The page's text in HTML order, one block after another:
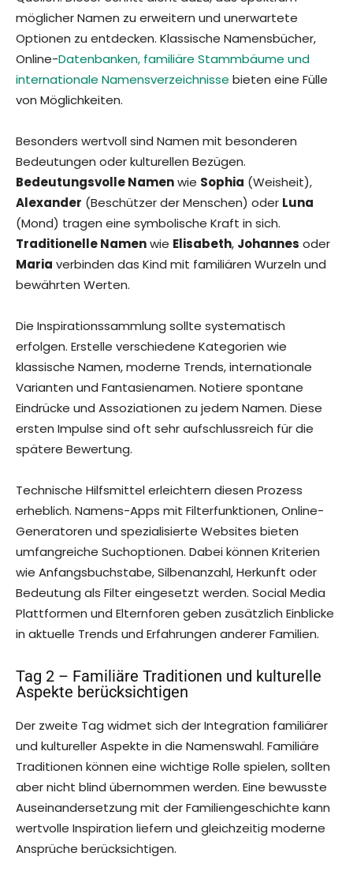
möglicher Namen zu erweitern und unerwartete
Optionen zu entdecken. Klassische Namensbücher,
Online-Datenbanken, familiäre Stammbäume und
internationale Namensverzeichnisse bieten eine Fülle
von Möglichkeiten.
Besonders wertvoll sind Namen mit besonderen
Bedeutungen oder kulturellen Bezügen.
Bedeutungsvolle Namenwie Sophia (Weisheit),
Alexander (Beschützer der Menschen) oder Luna
(Mond) tragen eine symbolische Kraft in sich.
Traditionelle Namenwie Elisabeth, Johannes oder
Maria verbinden das Kind mit familiären Wurzeln und
bewährten Werten.
Die Inspirationssammlung sollte systematisch
erfolgen. Erstelle verschiedene Kategorien wie
klassische Namen, moderne Trends, internationale
Varianten und Fantasienamen. Notiere spontane
Eindrücke und Assoziationen zu jedem Namen. Diese
ersten Impulse sind oft sehr aufschlussreich für die
spätere Bewertung.
Technische Hilfsmittel erleichtern diesen Prozess
erheblich. Namens-Apps mit Filterfunktionen, Online-
Generatoren und spezialisierte Websites bieten
umfangreiche Suchoptionen. Dabei können Kriterien
wie Anfangsbuchstabe, Silbenanzahl, Herkunft oder
Bedeutung als Filter eingesetzt werden. Social Media
Plattformen und Elternforen geben zusätzlich Einblicke
in aktuelle Trends und Erfahrungen anderer Familien.
Tag 2 – Familiäre Traditionen und kulturelle
Aspekte berücksichtigen
Der zweite Tag widmet sich der Integration familiärer
und kultureller Aspekte in die Namenswahl. Familiäre
Traditionen können eine wichtige Rolle spielen, sollten
aber nicht blind übernommen werden. Eine bewusste
Auseinandersetzung mit der Familiengeschichte kann
wertvolle Inspiration liefern und gleichzeitig moderne
Ansprüche berücksichtigen.